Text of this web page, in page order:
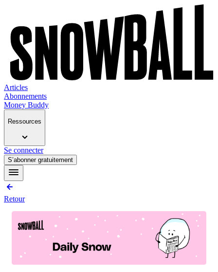
Articles
Abonnements
Money Buddy
Ressources
Se connecter
S’abonner gratuitement
Retour